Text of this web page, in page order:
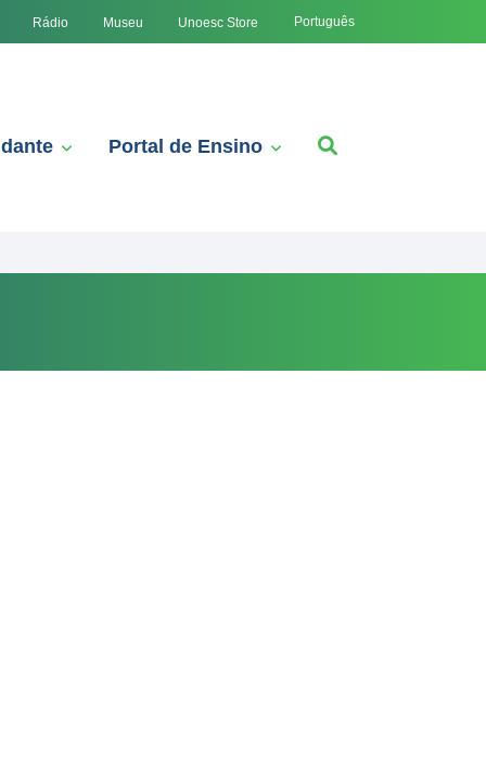
Rádio Museu Unoesc Store Português
Portal de Ensino